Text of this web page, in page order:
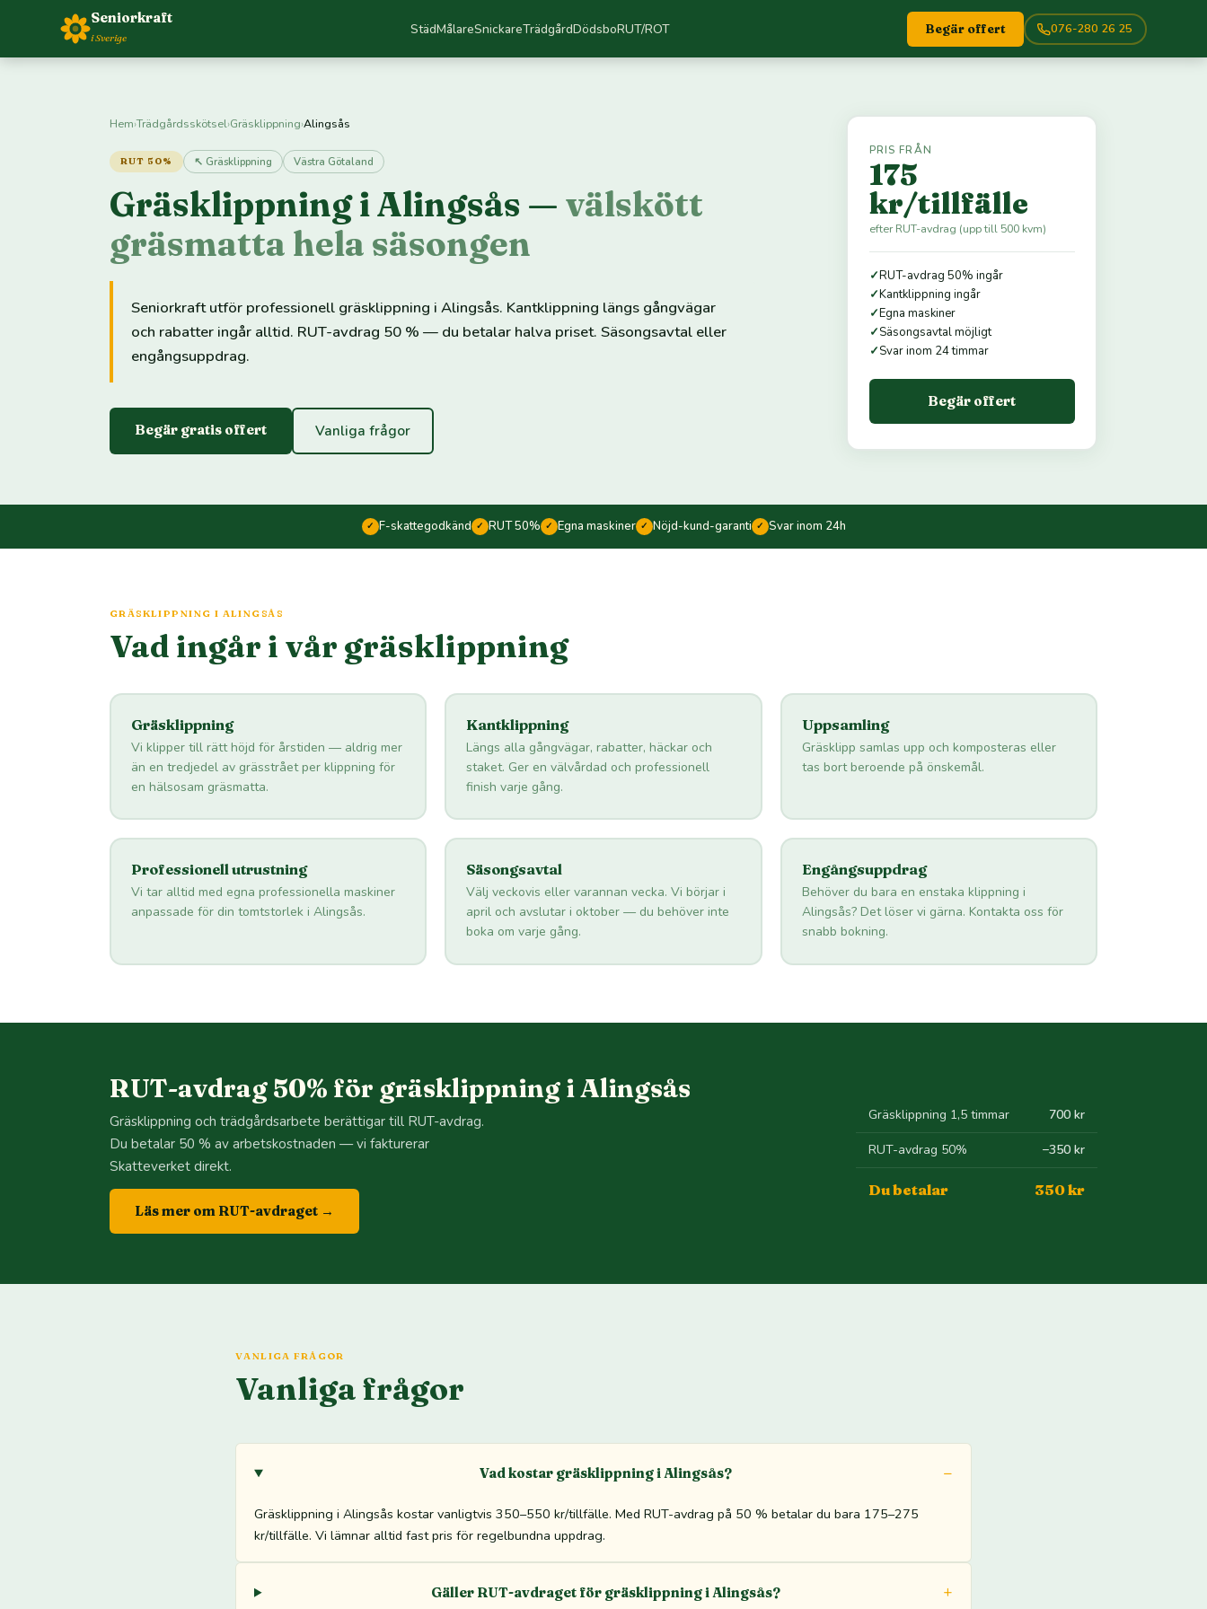
Seniorkraft
i Sverige StädMålareSnickareTrädgårdDödsboRUT/ROT Begär offert 076-280 26 25
Hem›Trädgårdsskötsel›Gräsklippning›Alingsås
RUT 50% ↖ Gräsklippning Västra Götaland
Gräsklippning i Alingsås — välskött
gräsmatta hela säsongen
Seniorkraft utför professionell gräsklippning i Alingsås. Kantklippning längs gångvägar
och rabatter ingår alltid. RUT-avdrag 50 % — du betalar halva priset. Säsongsavtal eller
engångsuppdrag.
Begär gratis offert Vanliga frågor
PRIS FRÅN
175
kr/tillfälle
efter RUT-avdrag (upp till 500 kvm)
✓RUT-avdrag 50% ingår
✓Kantklippning ingår
✓Egna maskiner
✓Säsongsavtal möjligt
✓Svar inom 24 timmar
Begär offert
✓ F-skattegodkänd ✓ RUT 50% ✓ Egna maskiner ✓ Nöjd-kund-garanti ✓ Svar inom 24h
GRÄSKLIPPNING I ALINGSÅS
Vad ingår i vår gräsklippning
Gräsklippning
Vi klipper till rätt höjd för årstiden — aldrig mer
än en tredjedel av grässtrået per klippning för
en hälsosam gräsmatta.
Kantklippning
Längs alla gångvägar, rabatter, häckar och
staket. Ger en välvårdad och professionell
finish varje gång.
Uppsamling
Gräsklipp samlas upp och komposteras eller
tas bort beroende på önskemål.
Professionell utrustning
Vi tar alltid med egna professionella maskiner
anpassade för din tomtstorlek i Alingsås.
Säsongsavtal
Välj veckovis eller varannan vecka. Vi börjar i
april och avslutar i oktober — du behöver inte
boka om varje gång.
Engångsuppdrag
Behöver du bara en enstaka klippning i
Alingsås? Det löser vi gärna. Kontakta oss för
snabb bokning.
RUT-avdrag 50% för gräsklippning i Alingsås
Gräsklippning och trädgårdsarbete berättigar till RUT-avdrag.
Du betalar 50 % av arbetskostnaden — vi fakturerar
Skatteverket direkt.
Läs mer om RUT-avdraget →
Gräsklippning 1,5 timmar 700 kr
RUT-avdrag 50% −350 kr
Du betalar 350 kr
VANLIGA FRÅGOR
Vanliga frågor
Vad kostar gräsklippning i Alingsås?
Gräsklippning i Alingsås kostar vanligtvis 350–550 kr/tillfälle. Med RUT-avdrag på 50 % betalar du bara 175–275
kr/tillfälle. Vi lämnar alltid fast pris för regelbundna uppdrag.
Gäller RUT-avdraget för gräsklippning i Alingsås?